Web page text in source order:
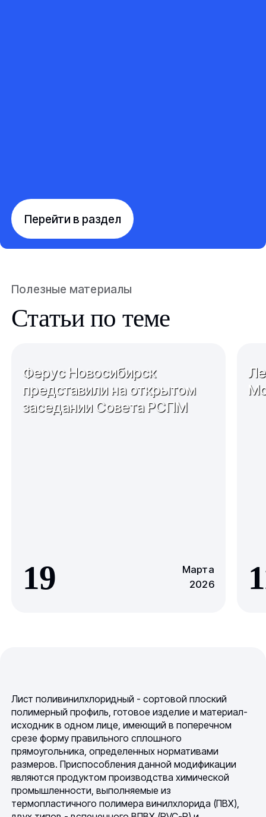
Перейти в раздел
Полезные материалы
Статьи по теме
Ферус Новосибирск
представили на открытом
заседании Совета РСПМ
19
Марта
2026
Лист поливинилхлоридный - сортовой плоский
полимерный профиль, готовое изделие и материал-
исходник в одном лице, имеющий в поперечном
срезе форму правильного сплошного
прямоугольника, определенных нормативами
размеров. Приспособления данной модификации
являются продуктом производства химической
промышленности, выполняемые из
термопластичного полимера винилхлорида (ПВХ),